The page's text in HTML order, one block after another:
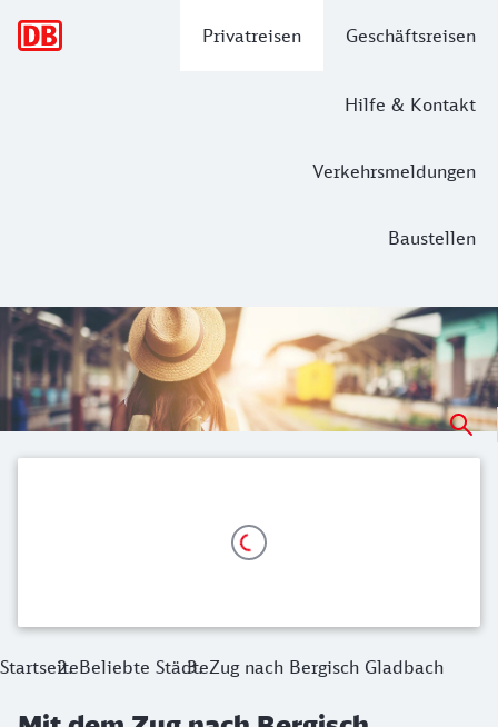
Privatreisen Geschäftsreisen
Hilfe & Kontakt
Verkehrsmeldungen
Baustellen
Mit dem Zug nach Bergisch Gladbach
StartseiteBeliebte StädteZug nach Bergisch Gladbach